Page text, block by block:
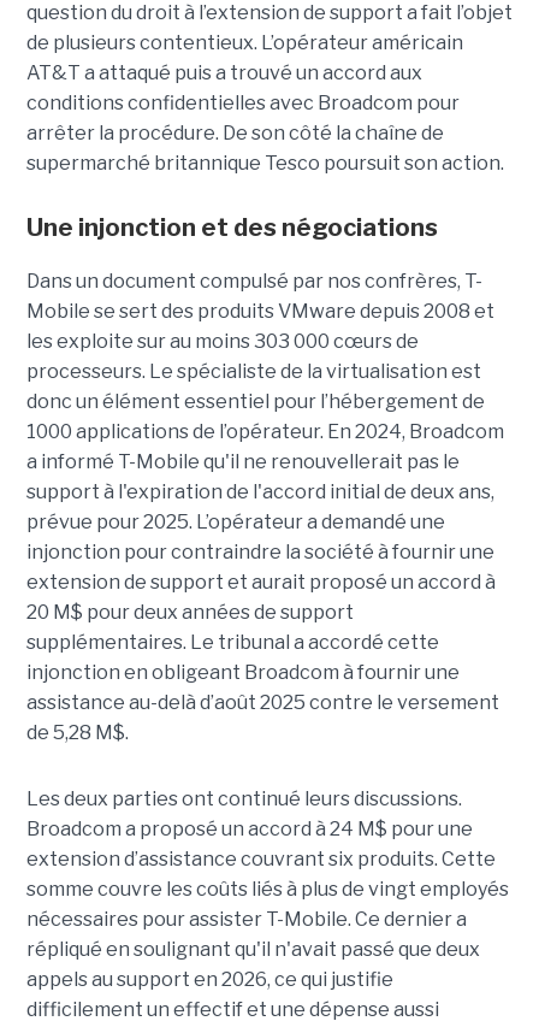
question du droit à l’extension de support a fait l’objet
de plusieurs contentieux. L’opérateur américain
AT&T a attaqué puis a trouvé un accord aux
conditions confidentielles avec Broadcom pour
arrêter la procédure. De son côté la chaîne de
supermarché britannique Tesco poursuit son action.
Une injonction et des négociations
Dans un document compulsé par nos confrères, T-
Mobile se sert des produits VMware depuis 2008 et
les exploite sur au moins 303 000 cœurs de
processeurs. Le spécialiste de la virtualisation est
donc un élément essentiel pour l’hébergement de
1000 applications de l’opérateur. En 2024, Broadcom
a informé T-Mobile qu'il ne renouvellerait pas le
support à l'expiration de l'accord initial de deux ans,
prévue pour 2025. L’opérateur a demandé une
injonction pour contraindre la société à fournir une
extension de support et aurait proposé un accord à
20 M$ pour deux années de support
supplémentaires. Le tribunal a accordé cette
injonction en obligeant Broadcom à fournir une
assistance au-delà d’août 2025 contre le versement
de 5,28 M$.
Les deux parties ont continué leurs discussions.
Broadcom a proposé un accord à 24 M$ pour une
extension d’assistance couvrant six produits. Cette
somme couvre les coûts liés à plus de vingt employés
nécessaires pour assister T-Mobile. Ce dernier a
répliqué en soulignant qu'il n'avait passé que deux
appels au support en 2026, ce qui justifie
difficilement un effectif et une dépense aussi